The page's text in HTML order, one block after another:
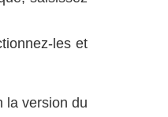
les et
la version du